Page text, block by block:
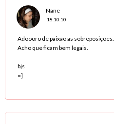
Nane
18.10.10
Adoooro de paixão as sobreposições.
Acho que ficam bem legais.
bjs
=]